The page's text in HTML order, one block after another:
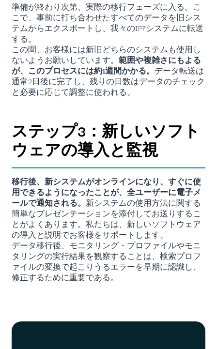
準備が終わり次第、実際の移行フェーズに入る。こ
こで、事前に打ち合わせたすべてのデータを旧シス
テムからエクスポートし、我々のIP7システムに転送
する。
この間、お客様には新旧どちらのシステムも使用し
ないようお願いしています。 範囲や複雑さにもよる
が、このプロセスには約1週間かかる。 データ転送は
通常2日後に完了し、残りの日数はデータのチェック
と必要に応じて調整に使われる。
ステップ3：新しいソフト
ウェアの導入と監視
移行後、新システムがオンラインになり、すぐに使
用できるようになったことが、全ユーザーに電子メ
ールで通知される。 新システムの使用方法に関する
簡単なプレゼンテーションを添付してお送りするこ
とがよくあります。私たちは、新しいソフトウェア
の導入と説明でお客様をサポートします。
データ移行後、モニタリング・プロファイルやモニ
タリングの実行結果を観察することは、検索プロフ
ァイルの変換で起こりうるエラーを早期に認識し、
修正するために重要である。